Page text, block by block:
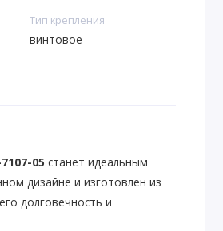
Тип крепления
винтовое
7107-05 станет идеальным
дизайне и изготовлен из
долговечность и